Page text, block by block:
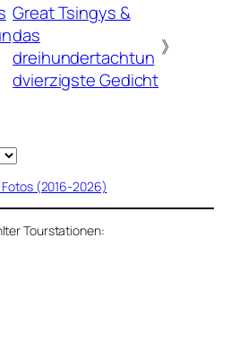
Great Tsingys &
das
dreihundertachtun
dvierzigste Gedicht
》
(2016-2026)
Tourstationen: